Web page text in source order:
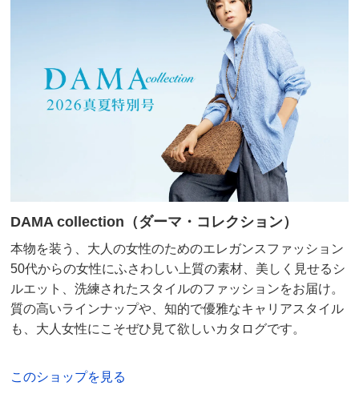
DAMA collection（ダーマ・コレクション）
本物を装う、大人の女性のためのエレガンスファッション
50代からの女性にふさわしい上質の素材、美しく見せるシ
ルエット、洗練されたスタイルのファッションをお届け。
質の高いラインナップや、知的で優雅なキャリアスタイル
も、大人女性にこそぜひ見て欲しいカタログです。
このショップを見る